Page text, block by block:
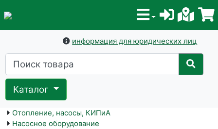
информация для юридических лиц
Каталог
Отопление, насосы, КИПиА
Насосное оборудование